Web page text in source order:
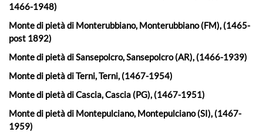
1466-1948)
Monte di pietà di Monterubbiano, Monterubbiano (FM), (1465-
post 1892)
Monte di pietà di Sansepolcro, Sansepolcro (AR), (1466-1939)
Monte di pietà di Terni, Terni, (1467-1954)
Monte di pietà di Cascia, Cascia (PG), (1467-1951)
Monte di pietà di Montepulciano, Montepulciano (SI), (1467-
1959)